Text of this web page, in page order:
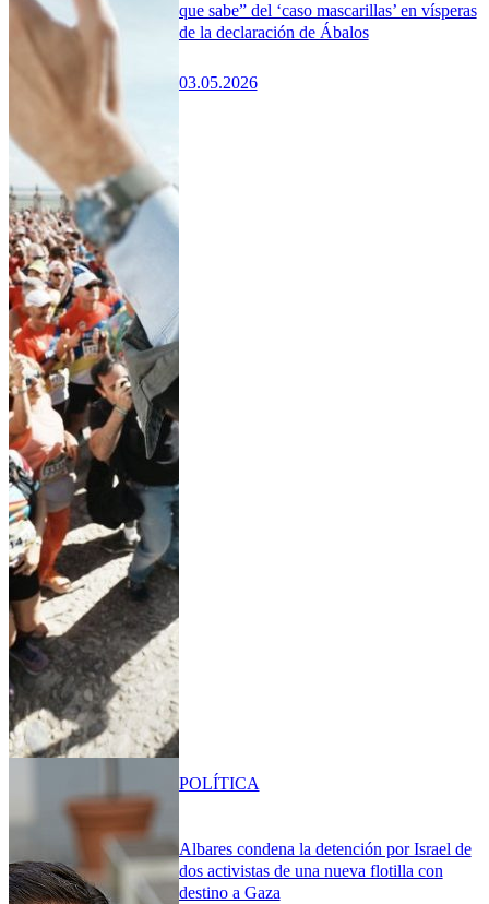
que sabe” del ‘caso mascarillas’ en vísperas
de la declaración de Ábalos
03.05.2026
Albares condena la detención por Israel de
dos activistas de una nueva flotilla con
destino a Gaza
POLÍTICA